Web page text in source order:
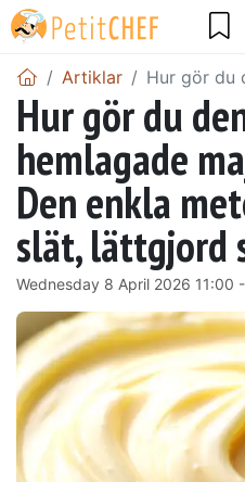
Artiklar Hur gör du
Hur gör du
hemlagade
Den enkla
slät, lättgjord
Wednesday 8 April 2026 11:00 -